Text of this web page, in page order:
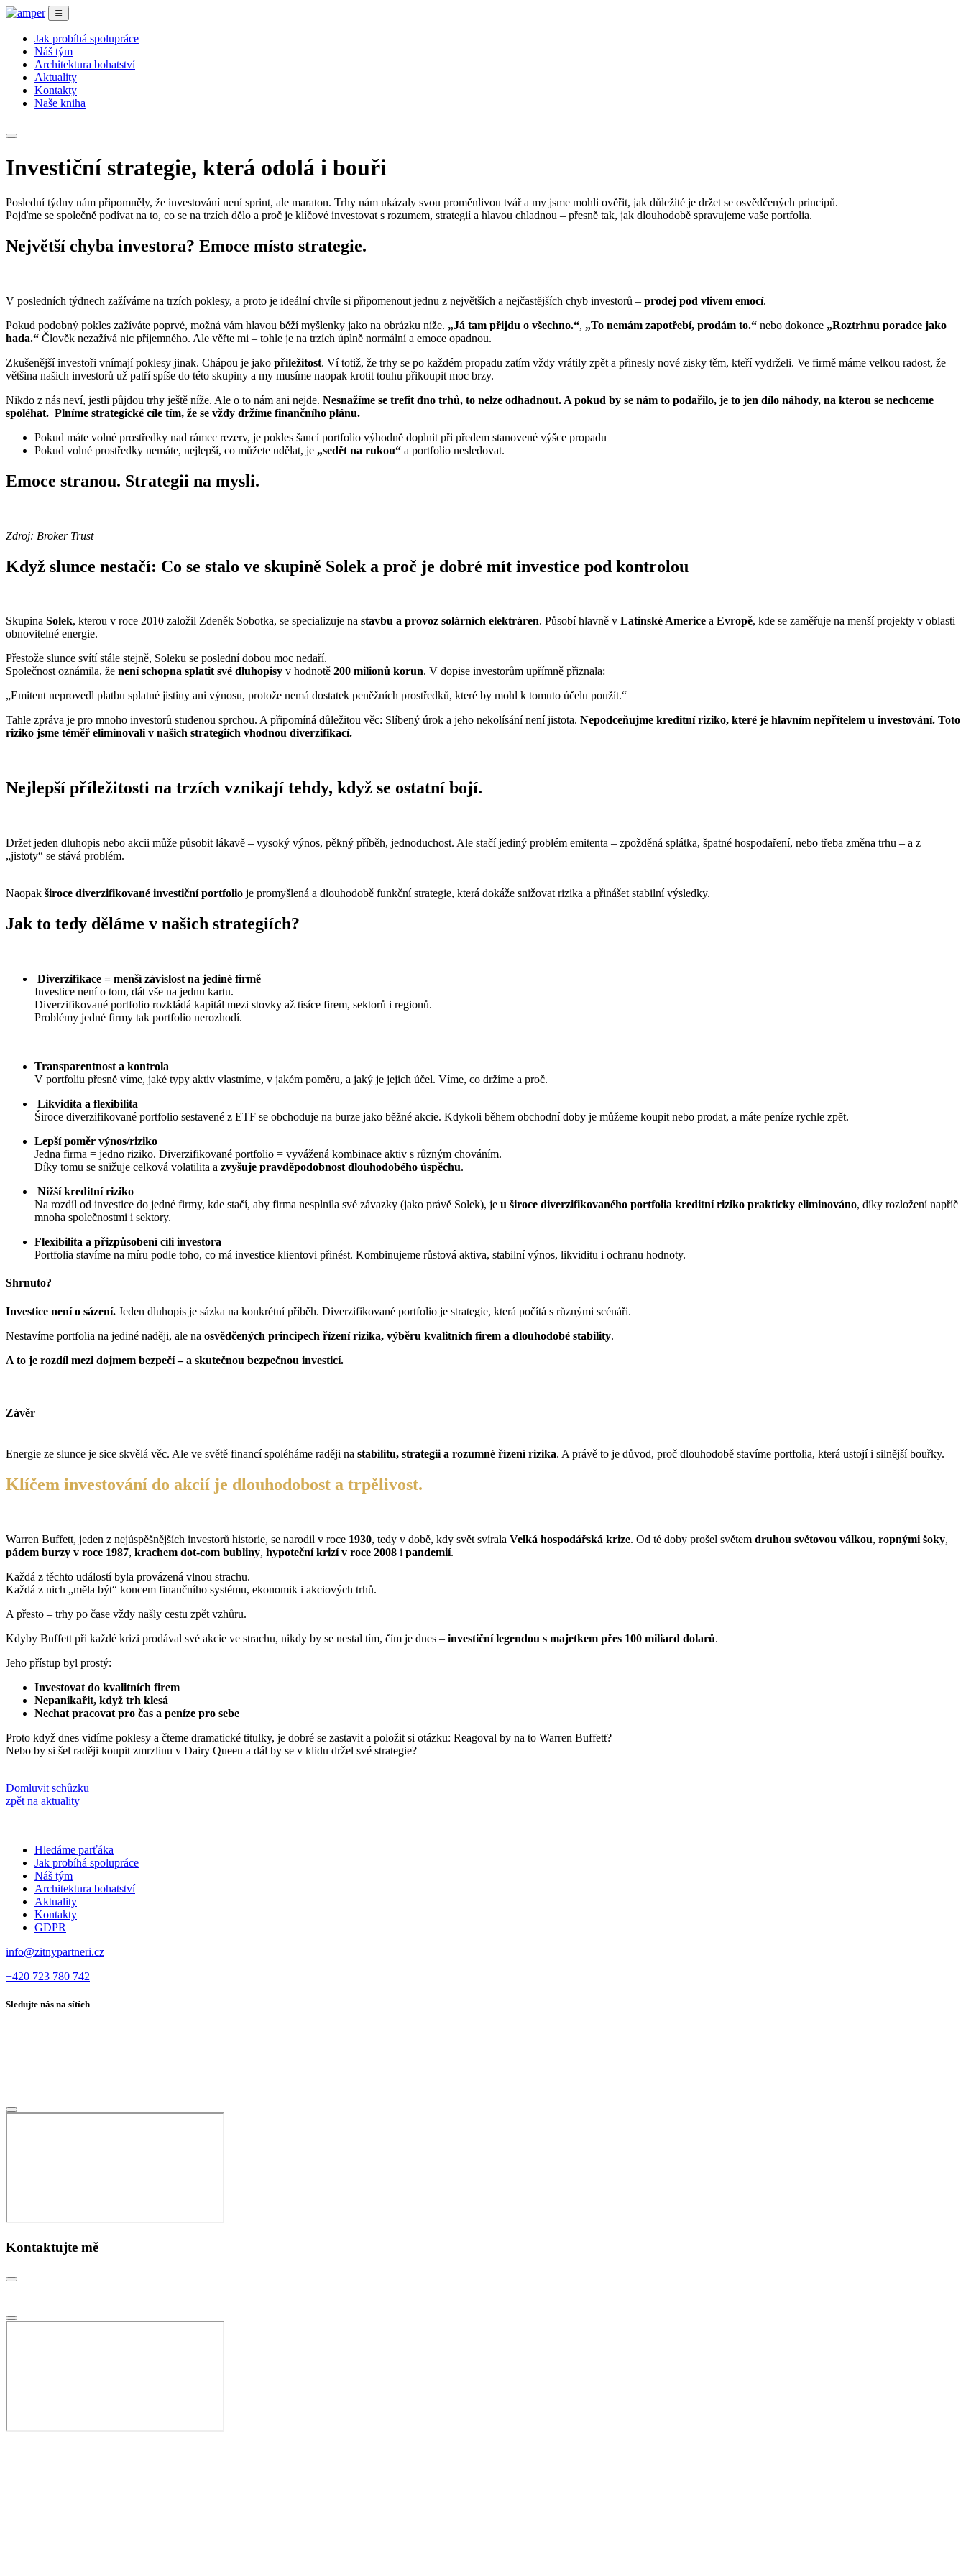
Jak probíhá spolupráce
Náš tým
Architektura bohatství
Aktuality
Kontakty
Naše kniha
Investiční strategie, která odolá i bouři
Poslední týdny nám připomněly, že investování není sprint, ale maraton. Trhy nám ukázaly svou proměnlivou tvář a my jsme mohli ověřit, jak důležité je držet se osvědčených principů.
Pojďme se společně podívat na to, co se na trzích dělo a proč je klíčové investovat s rozumem, strategií a hlavou chladnou – přesně tak, jak dlouhodobě spravujeme vaše portfolia.
Největší chyba investora? Emoce místo strategie.
V posledních týdnech zažíváme na trzích poklesy, a proto je ideální chvíle si připomenout jednu z největších a nejčastějších chyb investorů – prodej pod vlivem emocí.
Pokud podobný pokles zažíváte poprvé, možná vám hlavou běží myšlenky jako na obrázku níže. „Já tam přijdu o všechno.“, „To nemám zapotřebí, prodám to.“ nebo dokonce „Roztrhnu poradce jako
hada.“ Člověk nezažívá nic příjemného. Ale věřte mi – tohle je na trzích úplně normální a emoce opadnou.
Zkušenější investoři vnímají poklesy jinak. Chápou je jako příležitost. Ví totiž, že trhy se po každém propadu zatím vždy vrátily zpět a přinesly nové zisky těm, kteří vydrželi. Ve firmě máme velkou radost, že
většina našich investorů už patří spíše do této skupiny a my musíme naopak krotit touhu přikoupit moc brzy.
Nikdo z nás neví, jestli půjdou trhy ještě níže. Ale o to nám ani nejde. Nesnažíme se trefit dno trhů, to nelze odhadnout. A pokud by se nám to podařilo, je to jen dílo náhody, na kterou se nechceme
spoléhat. Plníme strategické cíle tím, že se vždy držíme finančního plánu.
Pokud máte volné prostředky nad rámec rezerv, je pokles šancí portfolio výhodně doplnit při předem stanovené výšce propadu
Pokud volné prostředky nemáte, nejlepší, co můžete udělat, je „sedět na rukou“ a portfolio nesledovat.
Emoce stranou. Strategii na mysli.
Zdroj: Broker Trust
Když slunce nestačí: Co se stalo ve skupině Solek a proč je dobré mít investice pod kontrolou
Skupina Solek, kterou v roce 2010 založil Zdeněk Sobotka, se specializuje na stavbu a provoz solárních elektráren. Působí hlavně v Latinské Americe a Evropě, kde se zaměřuje na menší projekty v oblasti
obnovitelné energie.
Přestože slunce svítí stále stejně, Soleku se poslední dobou moc nedaří.
Společnost oznámila, že není schopna splatit své dluhopisy v hodnotě 200 milionů korun. V dopise investorům upřímně přiznala:
„Emitent neprovedl platbu splatné jistiny ani výnosu, protože nemá dostatek peněžních prostředků, které by mohl k tomuto účelu použít.“
Tahle zpráva je pro mnoho investorů studenou sprchou. A připomíná důležitou věc: Slíbený úrok a jeho nekolísání není jistota. Nepodceňujme kreditní riziko, které je hlavním nepřítelem u investování. Toto
riziko jsme téměř eliminovali v našich strategiích vhodnou diverzifikací.
Nejlepší příležitosti na trzích vznikají tehdy, když se ostatní bojí.
Držet jeden dluhopis nebo akcii může působit lákavě – vysoký výnos, pěkný příběh, jednoduchost. Ale stačí jediný problém emitenta – zpožděná splátka, špatné hospodaření, nebo třeba změna trhu – a z
„jistoty“ se stává problém.
Naopak široce diverzifikované investiční portfolio je promyšlená a dlouhodobě funkční strategie, která dokáže snižovat rizika a přinášet stabilní výsledky.
Jak to tedy děláme v našich strategiích?
Diverzifikace = menší závislost na jediné firmě
Investice není o tom, dát vše na jednu kartu.
Diverzifikované portfolio rozkládá kapitál mezi stovky až tisíce firem, sektorů i regionů.
Problémy jedné firmy tak portfolio nerozhodí.
Transparentnost a kontrola
V portfoliu přesně víme, jaké typy aktiv vlastníme, v jakém poměru, a jaký je jejich účel. Víme, co držíme a proč.
Likvidita a flexibilita
Široce diverzifikované portfolio sestavené z ETF se obchoduje na burze jako běžné akcie. Kdykoli během obchodní doby je můžeme koupit nebo prodat, a máte peníze rychle zpět.
Lepší poměr výnos/riziko
Jedna firma = jedno riziko. Diverzifikované portfolio = vyvážená kombinace aktiv s různým chováním.
Díky tomu se snižuje celková volatilita a zvyšuje pravděpodobnost dlouhodobého úspěchu.
Nižší kreditní riziko
Na rozdíl od investice do jedné firmy, kde stačí, aby firma nesplnila své závazky (jako právě Solek), je u široce diverzifikovaného portfolia kreditní riziko prakticky eliminováno, díky rozložení napříč
mnoha společnostmi i sektory.
Flexibilita a přizpůsobení cíli investora
Portfolia stavíme na míru podle toho, co má investice klientovi přinést. Kombinujeme růstová aktiva, stabilní výnos, likviditu i ochranu hodnoty.
Shrnuto?
Investice není o sázení. Jeden dluhopis je sázka na konkrétní příběh. Diverzifikované portfolio je strategie, která počítá s různými scénáři.
Nestavíme portfolia na jediné naději, ale na osvědčených principech řízení rizika, výběru kvalitních firem a dlouhodobé stability.
A to je rozdíl mezi dojmem bezpečí – a skutečnou bezpečnou investicí.
Závěr
Energie ze slunce je sice skvělá věc. Ale ve světě financí spoléháme raději na stabilitu, strategii a rozumné řízení rizika. A právě to je důvod, proč dlouhodobě stavíme portfolia, která ustojí i silnější bouřky.
Klíčem investování do akcií je dlouhodobost a trpělivost.
Warren Buffett, jeden z nejúspěšnějších investorů historie, se narodil v roce 1930, tedy v době, kdy svět svírala Velká hospodářská krize. Od té doby prošel světem druhou světovou válkou, ropnými šoky,
pádem burzy v roce 1987, krachem dot-com bubliny, hypoteční krizí v roce 2008 i pandemií.
Každá z těchto událostí byla provázená vlnou strachu.
Každá z nich „měla být“ koncem finančního systému, ekonomik i akciových trhů.
A přesto – trhy po čase vždy našly cestu zpět vzhůru.
Kdyby Buffett při každé krizi prodával své akcie ve strachu, nikdy by se nestal tím, čím je dnes – investiční legendou s majetkem přes 100 miliard dolarů.
Jeho přístup byl prostý:
Investovat do kvalitních firem
Nepanikařit, když trh klesá
Nechat pracovat pro čas a peníze pro sebe
Proto když dnes vidíme poklesy a čteme dramatické titulky, je dobré se zastavit a položit si otázku: Reagoval by na to Warren Buffett?
Nebo by si šel raději koupit zmrzlinu v Dairy Queen a dál by se v klidu držel své strategie?
Domluvit schůzku
zpět na aktuality
Hledáme parťáka
Jak probíhá spolupráce
Náš tým
Architektura bohatství
Aktuality
Kontakty
GDPR
info@zitnypartneri.cz
+420 723 780 742
Sledujte nás na sítích
Kontaktujte mě